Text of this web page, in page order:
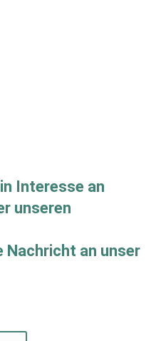
Interesse an
unseren
Nachricht an unser